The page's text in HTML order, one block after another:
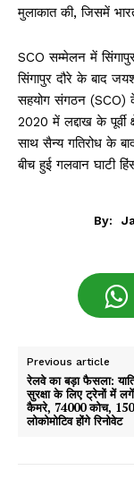
मुलाकात की, जिसमें
SCO सम्मेलन में
सिंगापुर दौरे के बाद
सहयोग संगठन (SCO)
2020 में लद्दाख के
साथ सैन्य गतिरोध के
बीच हुई गलवान घाटी
By:
Previous article
रेलवे का बड़ा फैसला:
सुरक्षा के लिए ट्रेनों में
कैमरे, 74000 कोच,
लोकोमोटिव होंगे रिनोवेट